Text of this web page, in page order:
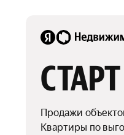
Продажи
Квартиры по